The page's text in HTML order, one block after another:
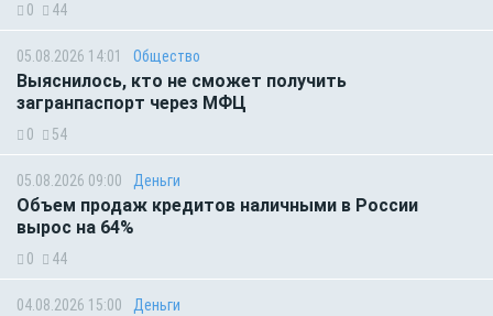
0 44
05.08.2026 14:01 Общество
Выяснилось, кто не сможет получить
загранпаспорт через МФЦ
0 54
05.08.2026 09:00 Деньги
Объем продаж кредитов наличными в России
вырос на 64%
0 44
04.08.2026 15:00 Деньги